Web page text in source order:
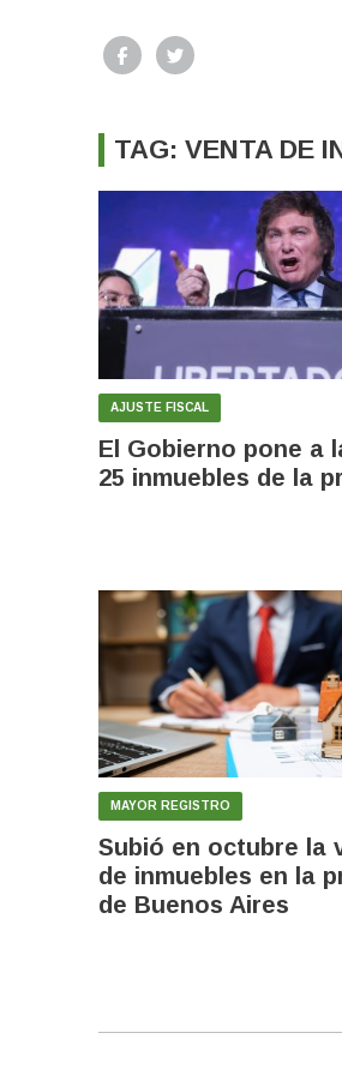
TAG: VENTA DE
AJUSTE FISCAL
El Gobierno pone a
25 inmuebles de la
MAYOR REGISTRO
Subió en octubre la
de inmuebles en la
de Buenos Aires